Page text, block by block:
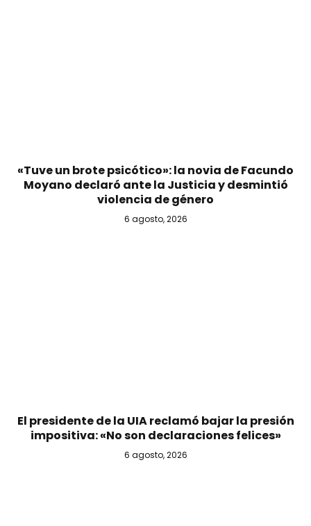
«Tuve un brote psicótico»: la novia de Facundo
Moyano declaró ante la Justicia y desmintió
violencia de género
6 agosto, 2026
El presidente de la UIA reclamó bajar la presión
impositiva: «No son declaraciones felices»
6 agosto, 2026